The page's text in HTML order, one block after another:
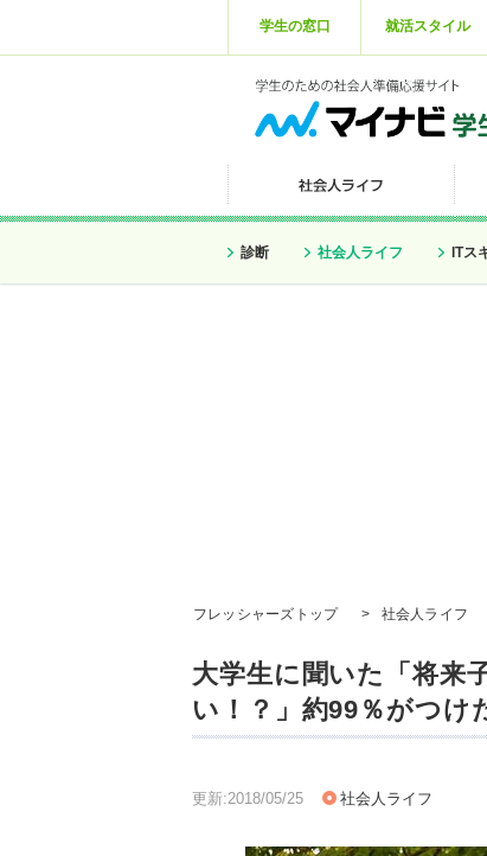
学生の窓口 就活スタイル
診断 社会人ライフ ITス
フレッシャーズトップ > 社会人ライフ
大学生に聞いた「将来
い！？」約99％がつけ
更新:2018/05/25 社会人ライフ